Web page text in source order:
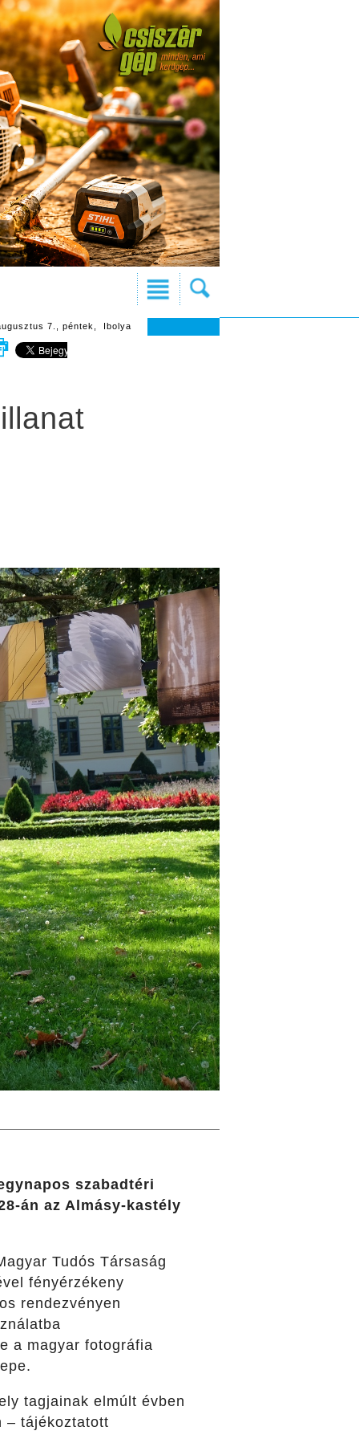
7., péntek, Ibolya
szabadtéri
án az Almásy-kastély
Tudós Társaság
fényérzékeny
rendezvényen
a magyar fotográfia
tagjainak elmúlt évben
– tájékoztatott